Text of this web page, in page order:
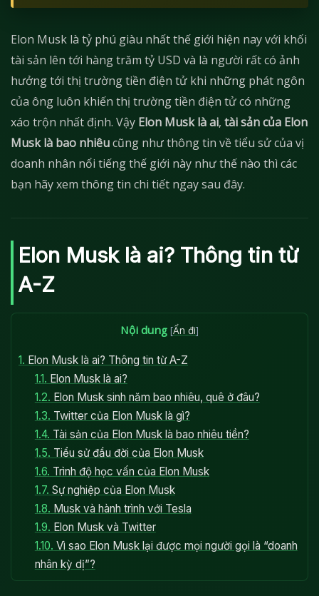
Elon Musk là tỷ phú giàu nhất thế giới hiện nay với khối
tài sản lên tới hàng trăm tỷ USD và là người rất có ảnh
hưởng tới thị trường tiền điện tử khi những phát ngôn
của ông luôn khiến thị trường tiền điện tử có những
xáo trộn nhất định. Vậy Elon Musk là ai, tài sản của Elon
Musk là bao nhiêucũng như thông tin về tiểu sử của vị
doanh nhân nổi tiếng thế giới này như thế nào thì các
bạn hãy xem thông tin chi tiết ngay sau đây.
Elon Musk là ai? Thông tin từ
A-Z
Nội dung [Ẩn đi]
1. Elon Musk là ai? Thông tin từ A-Z
1.1. Elon Musk là ai?
1.2. Elon Musk sinh năm bao nhiêu, quê ở đâu?
1.3. Twitter của Elon Musk là gì?
1.4. Tài sản của Elon Musk là bao nhiêu tiền?
1.5. Tiểu sử đầu đời của Elon Musk
1.6. Trình độ học vấn của Elon Musk
1.7. Sự nghiệp của Elon Musk
1.8. Musk và hành trình với Tesla
1.9. Elon Musk và Twitter
1.10. Vì sao Elon Musk lại được mọi người gọi là “doanh
nhân kỳ dị”?